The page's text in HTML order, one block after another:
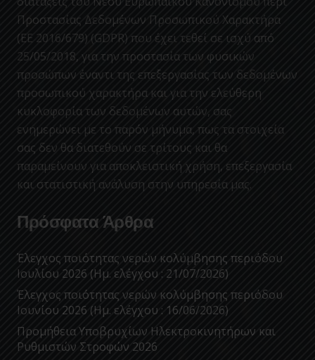
Προστασίας Δεδομένων Προσωπικού Χαρακτήρα
(ΕΕ 2016/679) (GDPR) που έχει τεθεί σε ισχύ από
25/05/2018, για την προστασία των φυσικών
προσώπων έναντι της επεξεργασίας των δεδομένων
προσωπικού χαρακτήρα και για την ελεύθερη
κυκλοφορία των δεδομένων αυτών, σας
ενημερώνει με το παρόν μήνυμα, πως τα στοιχεία
σας δεν θα διατεθούν σε τρίτους και θα
παραμείνουν για αποκλειστική χρήση, επεξεργασία
και στατιστική ανάλυση στην υπηρεσία μας.
Πρόσφατα Άρθρα
Έλεγχος ποιότητας νερών κολύμβησης περιόδου
Ιουλίου 2026 (Ημ. ελέγχου : 21/07/2026)
Έλεγχος ποιότητας νερών κολύμβησης περιόδου
Ιουνίου 2026 (Ημ. ελέγχου : 16/06/2026)
Προμήθεια Υποβρυχίων Ηλεκτροκινητήρων και
Ρυθμιστών Στροφών 2026